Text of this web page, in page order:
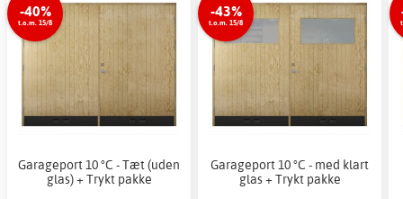
-40%
t.o.m. 15/8
Garageport 10 °C - Tæt (uden
glas) + Trykt pakke
-43%
t.o.m. 15/8
Garageport 10 °C - med klart
glas + Trykt pakke